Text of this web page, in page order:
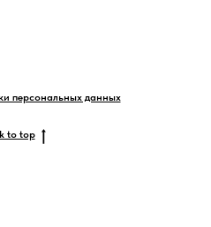
персональных данных
to top